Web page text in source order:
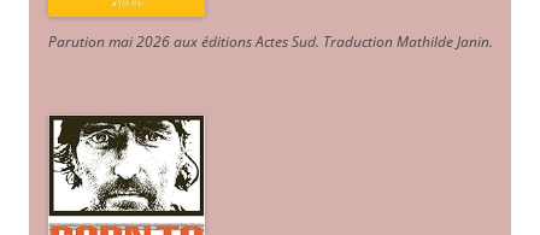
Parution mai 2026 aux éditions Actes Sud. Traduction Mathilde Janin.